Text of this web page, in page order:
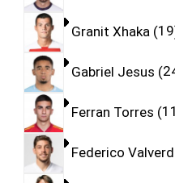
Granit Xhaka 19
Gabriel Jesus
Ferran Torres 11
Federico